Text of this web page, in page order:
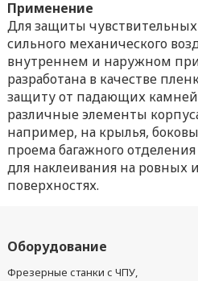
Применение
Для защиты
сильного механического
внутреннем и наружном
разработана в качестве
защиту от падающих
различные элементы
например, на крылья,
проема багажного
для наклеивания на ровных
поверхностях.
Оборудование
Фрезерные станки с ЧПУ,